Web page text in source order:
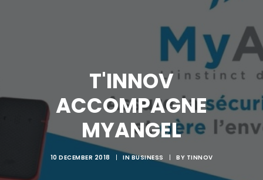
T'INNOV
ACCOMPAGNE
MYANGEL
10 DECEMBER 2018 | IN BUSINESS | BY TINNOV